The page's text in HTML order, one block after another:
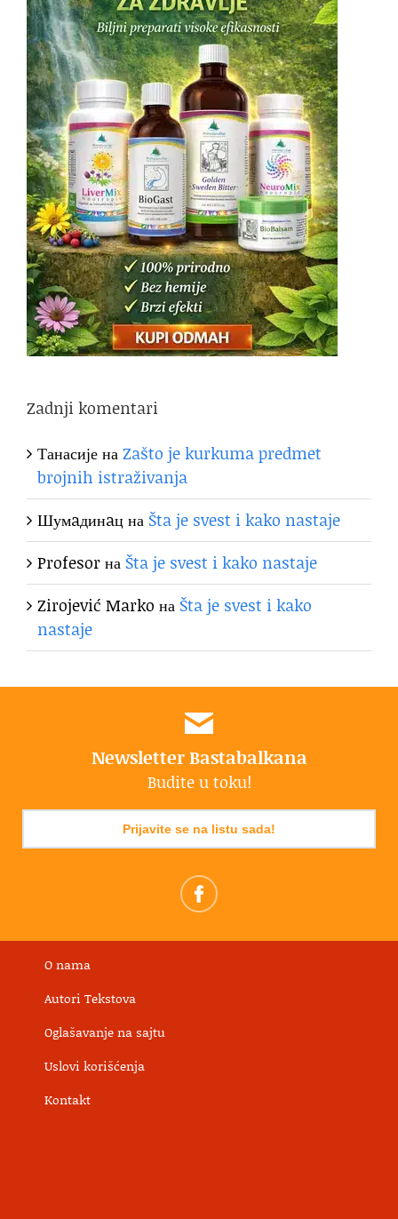
Zadnji komentari
ТанасијенаZašto je kurkuma predmet
brojnih istraživanja
Шумaдинaцна Šta je svest i kako nastaje
Profesorна Šta je svest i kako nastaje
Zirojević Marko на Šta je svest i kako
nastaje
Newsletter Bastabalkana
Budite u toku!
Prijavite se na listu sada!
O nama
Autori Tekstova
Oglašavanje na sajtu
Uslovi korišćenja
Kontakt